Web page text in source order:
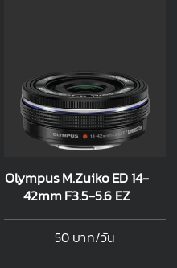
Olympus M.Zuiko ED 14-
42mm F3.5-5.6 EZ
50 บาท/วัน